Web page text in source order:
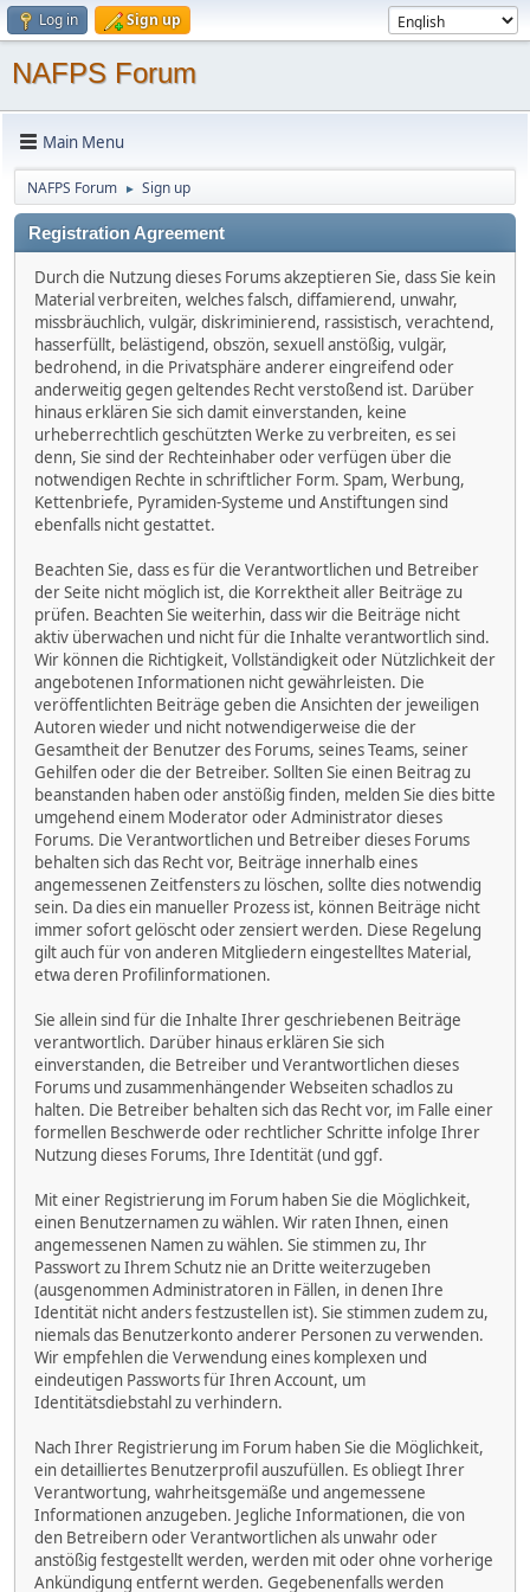
Log in Sign up
NAFPS Forum
Main Menu
NAFPS Forum ► Sign up
Registration Agreement
Durch die Nutzung dieses Forums akzeptieren Sie, dass Sie kein
Material verbreiten, welches falsch, diffamierend, unwahr,
missbräuchlich, vulgär, diskriminierend, rassistisch, verachtend,
hasserfüllt, belästigend, obszön, sexuell anstößig, vulgär,
bedrohend, in die Privatsphäre anderer eingreifend oder
anderweitig gegen geltendes Recht verstoßend ist. Darüber
hinaus erklären Sie sich damit einverstanden, keine
urheberrechtlich geschützten Werke zu verbreiten, es sei
denn, Sie sind der Rechteinhaber oder verfügen über die
notwendigen Rechte in schriftlicher Form. Spam, Werbung,
Kettenbriefe, Pyramiden-Systeme und Anstiftungen sind
ebenfalls nicht gestattet.
Beachten Sie, dass es für die Verantwortlichen und Betreiber
der Seite nicht möglich ist, die Korrektheit aller Beiträge zu
prüfen. Beachten Sie weiterhin, dass wir die Beiträge nicht
aktiv überwachen und nicht für die Inhalte verantwortlich sind.
Wir können die Richtigkeit, Vollständigkeit oder Nützlichkeit der
angebotenen Informationen nicht gewährleisten. Die
veröffentlichten Beiträge geben die Ansichten der jeweiligen
Autoren wieder und nicht notwendigerweise die der
Gesamtheit der Benutzer des Forums, seines Teams, seiner
Gehilfen oder die der Betreiber. Sollten Sie einen Beitrag zu
beanstanden haben oder anstößig finden, melden Sie dies bitte
umgehend einem Moderator oder Administrator dieses
Forums. Die Verantwortlichen und Betreiber dieses Forums
behalten sich das Recht vor, Beiträge innerhalb eines
angemessenen Zeitfensters zu löschen, sollte dies notwendig
sein. Da dies ein manueller Prozess ist, können Beiträge nicht
immer sofort gelöscht oder zensiert werden. Diese Regelung
gilt auch für von anderen Mitgliedern eingestelltes Material,
etwa deren Profilinformationen.
Sie allein sind für die Inhalte Ihrer geschriebenen Beiträge
verantwortlich. Darüber hinaus erklären Sie sich
einverstanden, die Betreiber und Verantwortlichen dieses
Forums und zusammenhängender Webseiten schadlos zu
halten. Die Betreiber behalten sich das Recht vor, im Falle einer
formellen Beschwerde oder rechtlicher Schritte infolge Ihrer
Nutzung dieses Forums, Ihre Identität (und ggf.
Mit einer Registrierung im Forum haben Sie die Möglichkeit,
einen Benutzernamen zu wählen. Wir raten Ihnen, einen
angemessenen Namen zu wählen. Sie stimmen zu, Ihr
Passwort zu Ihrem Schutz nie an Dritte weiterzugeben
(ausgenommen Administratoren in Fällen, in denen Ihre
Identität nicht anders festzustellen ist). Sie stimmen zudem zu,
niemals das Benutzerkonto anderer Personen zu verwenden.
Wir empfehlen die Verwendung eines komplexen und
eindeutigen Passworts für Ihren Account, um
Identitätsdiebstahl zu verhindern.
Nach Ihrer Registrierung im Forum haben Sie die Möglichkeit,
ein detailliertes Benutzerprofil auszufüllen. Es obliegt Ihrer
Verantwortung, wahrheitsgemäße und angemessene
Informationen anzugeben. Jegliche Informationen, die von
den Betreibern oder Verantwortlichen als unwahr oder
anstößig festgestellt werden, werden mit oder ohne vorherige
Ankündigung entfernt werden. Gegebenenfalls werden